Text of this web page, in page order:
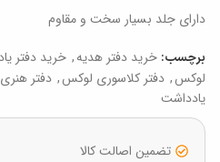
دارای جلد بسیار سخت و مقاوم
برچسب: خرید دفتر هدیه, خرید دفتر
لوکس, دفتر کلاسوری لوکس, دفتر هنری
یادداشت
تضمین اصالت کالا